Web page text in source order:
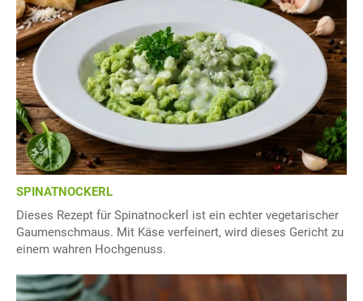
SPINATNOCKERL
Dieses Rezept für Spinatnockerl ist ein echter vegetarischer
Gaumenschmaus. Mit Käse verfeinert, wird dieses Gericht zu
einem wahren Hochgenuss.